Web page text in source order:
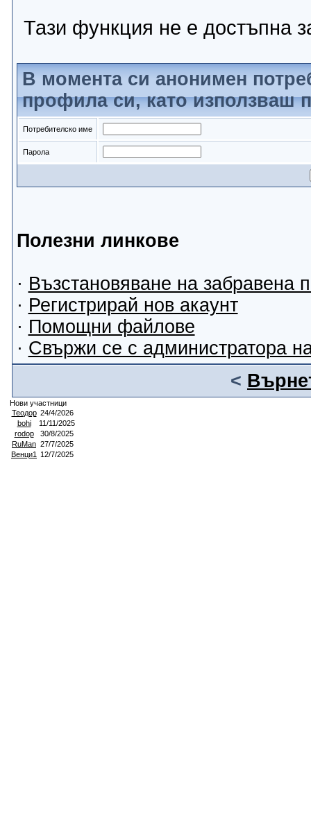
Тази функция не е достъпна
В момента си анонимен
профила си, като използваш
Потребителско име
Парола
Полезни линкове
· Възстановяване на забравена
· Регистрирай нов акаунт
· Помощни файлове
· Свържи се с администратора
<
Нови участници
Теодор 24/4/2026
bohi
11/11/2025
rodop
30/8/2025
RuMan 27/7/2025
Венци1
12/7/2025